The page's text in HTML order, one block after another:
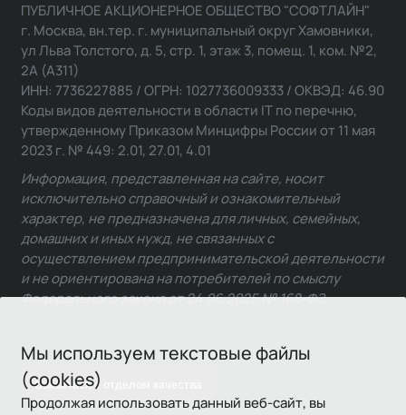
Мы используем текстовые файлы
(cookies)
Продолжая использовать данный веб-сайт, вы
Связаться с отделом качества
ПУБЛИЧНОЕ АКЦИОНЕРНОЕ ОБЩЕСТВО "СОФТЛАЙН"
г. Москва, вн.тер. г. муниципальный округ Хамовники,
ул Льва Толстого, д. 5, стр. 1, этаж 3, помещ. 1, ком. №2,
2А (А311)
ИНН: 7736227885 / ОГРН: 1027736009333 / ОКВЭД: 46.90
Коды видов деятельности в области IT по перечню,
утвержденному Приказом Минцифры России от 11 мая
2023 г. № 449: 2.01, 27.01, 4.01
Информация, представленная на сайте, носит
исключительно справочный и ознакомительный
характер, не предназначена для личных, семейных,
домашних и иных нужд, не связанных с
осуществлением предпринимательской деятельности
и не ориентирована на потребителей по смыслу
Федерального закона от 24.06.2025 № 168-ФЗ.